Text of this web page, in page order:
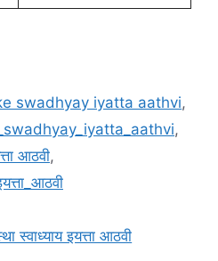
swadhyay iyatta aathvi,
,
आठवी,
स्वाध्याय इयत्ता आठवी